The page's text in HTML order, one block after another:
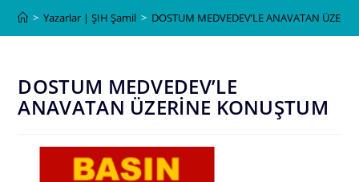
> Yazarlar | ŞIH Şamil > DOSTUM MEDVEDEV’LE ANAVATAN
DOSTUM MEDVEDEV’LE
ANAVATAN ÜZERİNE KONUŞTUM